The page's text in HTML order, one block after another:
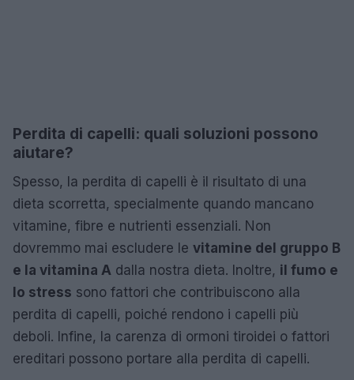
Perdita di capelli: quali soluzioni possono
aiutare?
Spesso, la perdita di capelli è il risultato di una
dieta scorretta, specialmente quando mancano
vitamine, fibre e nutrienti essenziali. Non
dovremmo mai escludere le vitamine del gruppo B
e la vitamina A dalla nostra dieta. Inoltre, il fumo e
lo stress sono fattori che contribuiscono alla
perdita di capelli, poiché rendono i capelli più
deboli. Infine, la carenza di ormoni tiroidei o fattori
ereditari possono portare alla perdita di capelli.